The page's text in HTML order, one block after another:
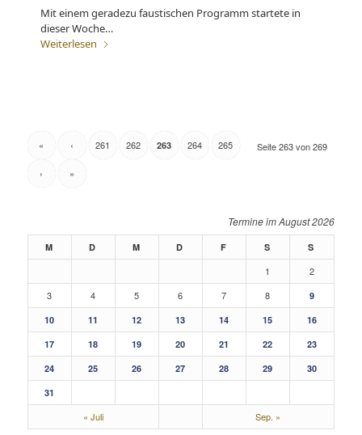
Mit einem geradezu faustischen Programm startete in
dieser Woche…
Weiterlesen
Seite 263 von 269
« ‹ 261 262 263 264 265
› »
August 2026
M D M D F S S
1
2
3
4 5 6 7 8
9
10
11 12 13 14 15
16
17
18 19 20 21 22
23
24
25 26 27 28 29
30
31
« Juli Sep. »